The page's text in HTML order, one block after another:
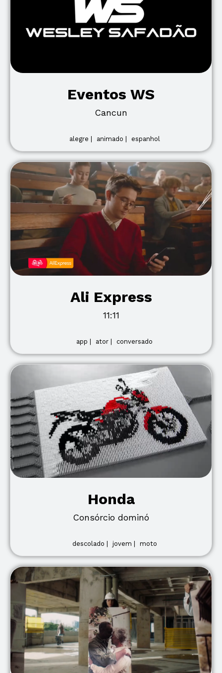
Eventos WS
Cancun
alegre | animado | espanhol
Ali Express
11:11
app | ator | conversado
Honda
Consórcio dominó
descolado | jovem | moto